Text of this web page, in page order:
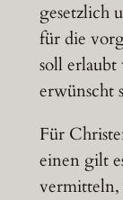
gesetzlich
für die
soll
erwünscht
Für
einen gilt
vermitteln,